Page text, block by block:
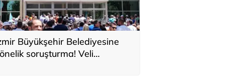
Büyükşehir Belediyesine
soruşturma! Veli